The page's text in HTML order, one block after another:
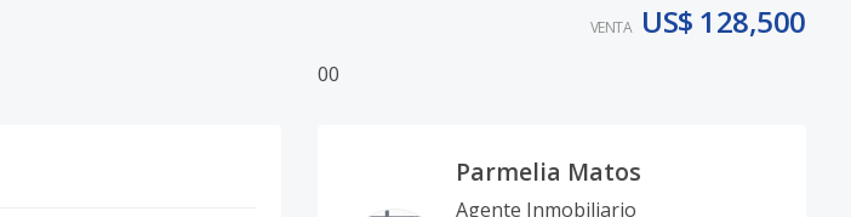
VENTA US$ 128,500
00
Parmelia Matos
Agente Inmobiliario